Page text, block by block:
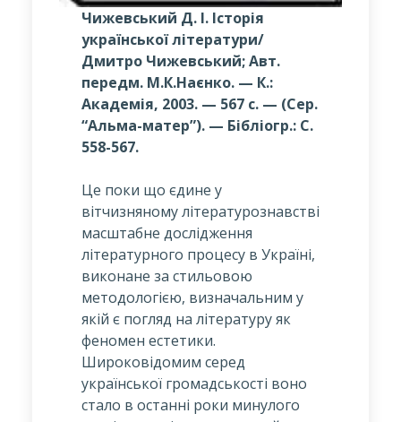
Чижевський Д. І. Історія
української літератури/
Дмитро Чижевський; Авт.
передм. М.К.Наєнко. — К.:
Академія, 2003. — 567 с. — (Сер.
“Альма-матер”). — Бібліогр.: С.
558-567.
Це поки що єдине у
вітчизняному літературознавстві
масштабне дослідження
літературного процесу в Україні,
виконане за стильовою
методологією, визначальним у
якій є погляд на літературу як
феномен естетики.
Широковідомим серед
української громадськості воно
стало в останні роки минулого